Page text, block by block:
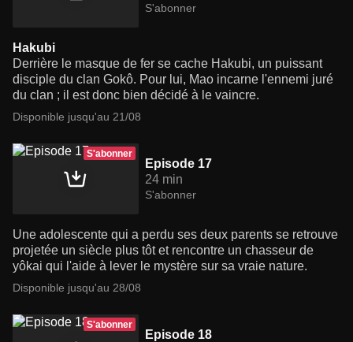
S'abonner
Hakubi
Derrière le masque de fer se cache Hakubi, un puissant
disciple du clan Gokô. Pour lui, Mao incarne l'ennemi juré
du clan ; il est donc bien décidé à le vaincre.
Disponible jusqu'au 21/08
S'abonner
Episode 17
24 min
S'abonner
Une adolescente qui a perdu ses deux parents se retrouve
projetée un siècle plus tôt et rencontre un chasseur de
yôkai qui l'aide à lever le mystère sur sa vraie nature.
Disponible jusqu'au 28/08
S'abonner
Episode 18